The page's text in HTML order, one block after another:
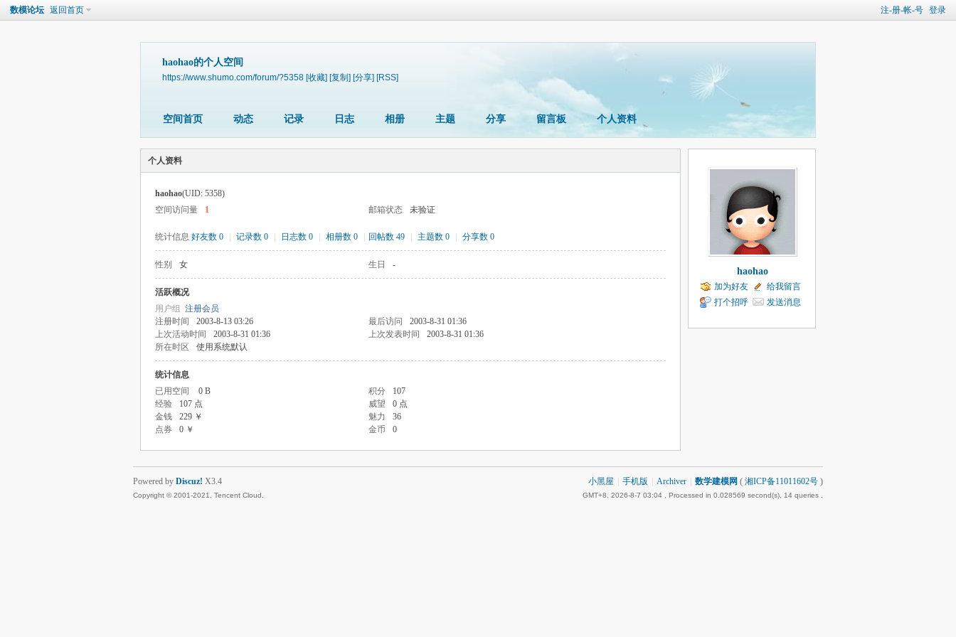
注-册-帐-号 登录
数模论坛 返回首页
haohao的个人空间
https://www.shumo.com/forum/?5358 [收藏] [复制] [分享] [RSS]
空间首页 动态 记录 日志 相册 主题 分享 留言板 个人资料
个人资料
haohao(UID: 5358)
空间访问量
1 邮箱状态 未验证
统计信息 好友数 0 记录数 0 日志数 0 相册数 0 回帖数 49 主题数 0 分享数 0
性别 女 生日 -
活跃概况
用户组 注册会员
注册时间
2003-8-13 03:26 最后访问
2003-8-31 01:36
上次活动时间
2003-8-31 01:36 上次发表时间
2003-8-31 01:36
所在时区
使用系统默认
统计信息
已用空间
0 B 积分
107
经验
107 点 威望
0 点
金钱
229 ￥ 魅力
36
点券
0 ￥ 金币 0
haohao
加为好友
给我留言
打个招呼
发送消息
小黑屋 手机版 Archiver 数学建模网 ( 湘ICP备11011602号 )
GMT+8, 2026-8-7 03:04 , Processed in 0.028569 second(s), 14 queries .
Powered by Discuz! X3.4
Copyright © 2001-2021, Tencent Cloud.